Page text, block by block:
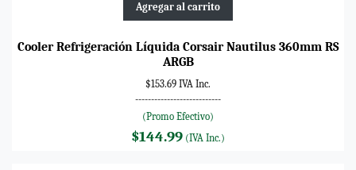
Agregar al carrito
Cooler Refrigeración Líquida Corsair Nautilus 360mm RS
ARGB
$153.69 IVA Inc.
---------------------------
(Promo Efectivo)
$144.99 (IVA Inc.)